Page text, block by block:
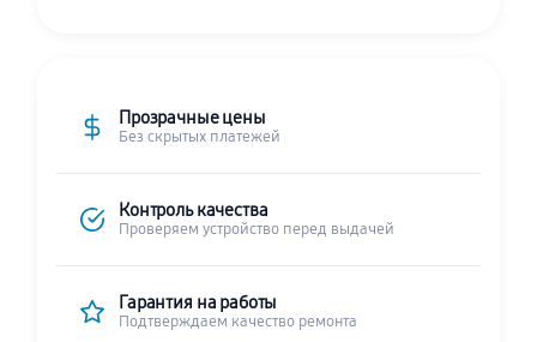
Прозрачные цены
Без скрытых платежей
Контроль качества
Проверяем устройство перед выдачей
Гарантия на работы
Подтверждаем качество ремонта